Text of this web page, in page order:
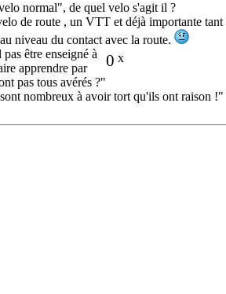
normal", de quel velo s'agit il ?
de route , un VTT et déjà importante tant
niveau du contact avec la route.
0 x
être enseigné à
apprendre par
pas tous avérés ?"
nombreux à avoir tort qu'ils ont raison !"